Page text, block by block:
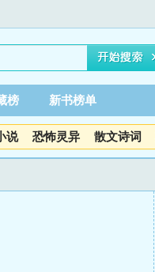
榜 新书榜单
说 恐怖灵异 散文诗词